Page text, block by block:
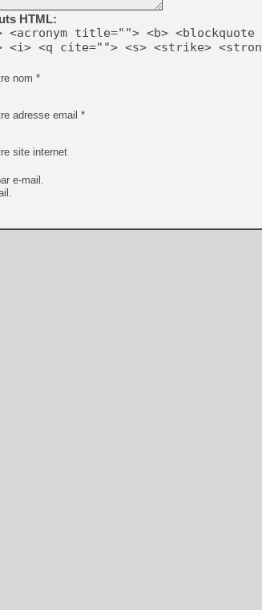
[LS] [PS5] Le WebKit
[GK] Oubliez Crazy Taxi,
[LS] [Switch] NSZ 5.0.0
[GK] No More Room in
[GK] Un chatbot Atelier
HTML:
title=""> <b> <blockquote
<i> <q cite=""> <s> <strike>
nom *
adresse email *
site internet
e-mail.